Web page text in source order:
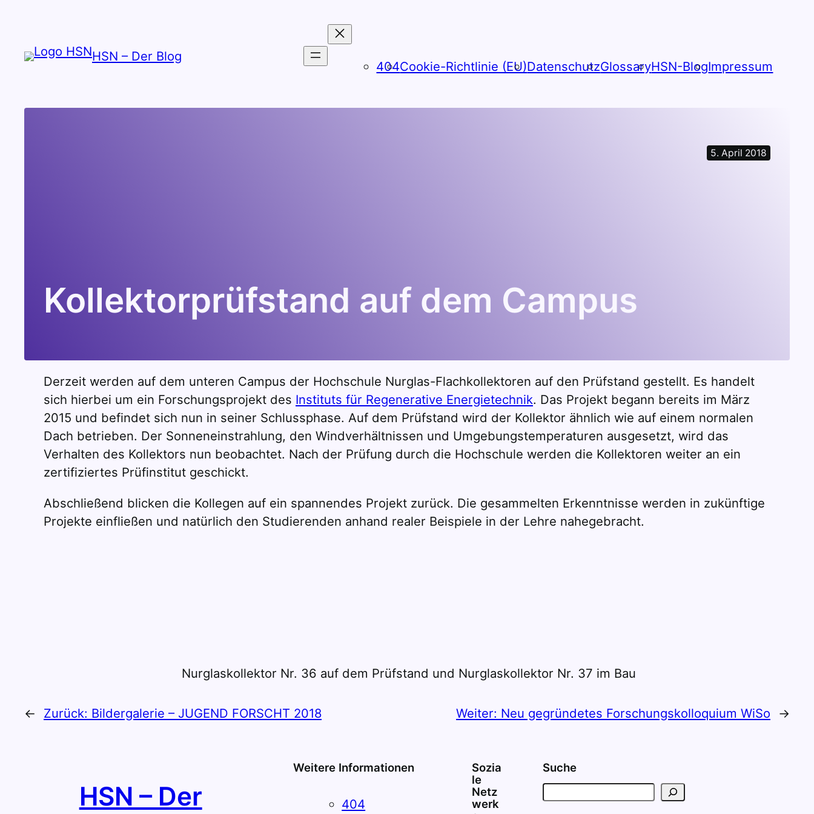
springen
HSN – Der Blog
404Cookie-Richtlinie (EU)DatenschutzGlossaryHSN-BlogImpressum
5. April 2018
Kollektorprüfstand auf dem Campus
Derzeit werden auf dem unteren Campus der Hochschule Nurglas-Flachkollektoren auf den Prüfstand gestellt. Es handelt
sich hierbei um ein Forschungsprojekt des Instituts für Regenerative Energietechnik. Das Projekt begann bereits im März
2015 und befindet sich nun in seiner Schlussphase. Auf dem Prüfstand wird der Kollektor ähnlich wie auf einem normalen
Dach betrieben. Der Sonneneinstrahlung, den Windverhältnissen und Umgebungstemperaturen ausgesetzt, wird das
Verhalten des Kollektors nun beobachtet. Nach der Prüfung durch die Hochschule werden die Kollektoren weiter an ein
zertifiziertes Prüfinstitut geschickt.
Abschließend blicken die Kollegen auf ein spannendes Projekt zurück. Die gesammelten Erkenntnisse werden in zukünftige
Projekte einfließen und natürlich den Studierenden anhand realer Beispiele in der Lehre nahegebracht.
Nurglaskollektor Nr. 36 auf dem Prüfstand und Nurglaskollektor Nr. 37 im Bau
← Zurück: Bildergalerie – JUGEND FORSCHT 2018 Weiter: Neu gegründetes Forschungskolloquium WiSo →
HSN – Der
Weitere Informationen
404
Sozia
le
Netz
werk
Suche